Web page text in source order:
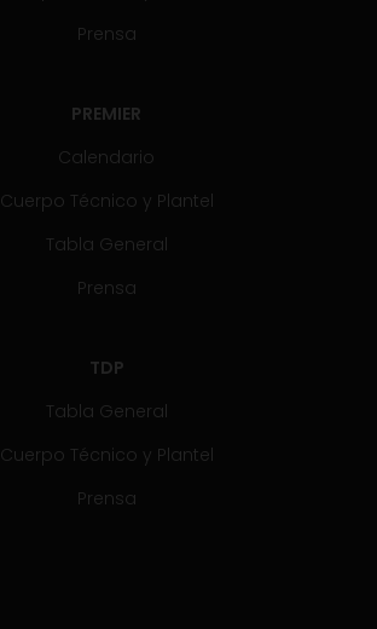
Prensa
PREMIER
Calendario
Cuerpo Técnico y Plantel
Tabla General
Prensa
TDP
Tabla General
Cuerpo Técnico y Plantel
Prensa